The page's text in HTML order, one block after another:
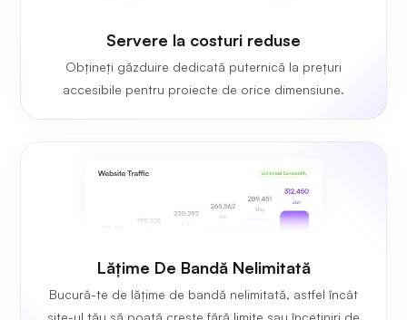
Servere la costuri reduse
Obțineți găzduire dedicată puternică la prețuri
accesibile pentru proiecte de orice dimensiune.
Lățime De Bandă Nelimitată
Bucură-te de lățime de bandă nelimitată, astfel încât
site-ul tău să poată crește fără limite sau încetiniri de